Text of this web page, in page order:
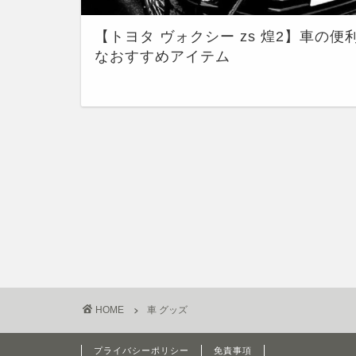
【トヨタ ヴォクシー zs 煌2】車の便
なおすすめアイテム
HOME 車 グッズ
プライバシーポリシー 免責事項